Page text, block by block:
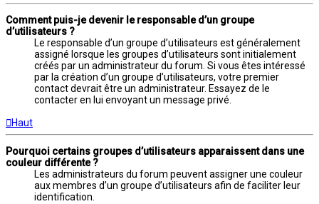
Comment puis-je devenir le responsable d’un groupe
d’utilisateurs ?
Le responsable d’un groupe d’utilisateurs est généralement
assigné lorsque les groupes d’utilisateurs sont initialement
créés par un administrateur du forum. Si vous êtes intéressé
par la création d’un groupe d’utilisateurs, votre premier
contact devrait être un administrateur. Essayez de le
contacter en lui envoyant un message privé.
Haut
Pourquoi certains groupes d’utilisateurs apparaissent dans une
couleur différente ?
Les administrateurs du forum peuvent assigner une couleur
aux membres d’un groupe d’utilisateurs afin de faciliter leur
identification.